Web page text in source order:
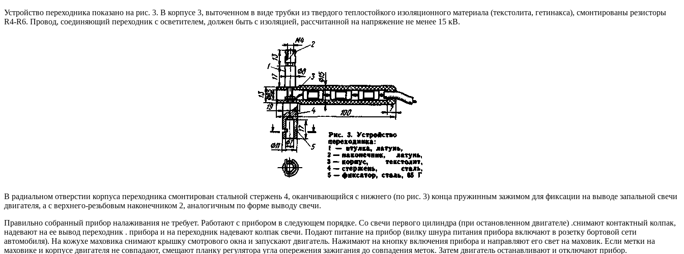
Устройство переходника показано на рис. 3. В корпусе 3, выточенном в виде трубки из твердого теплостойкого изоляционного материала (текстолита, гетинакса), смонтированы резисторы
R4-R6. Провод, соединяющий переходник с осветителем, должен быть с изоляцией, рассчитанной на напряжение не менее 15 кВ.
В радиальном отверстии корпуса переходника смонтирован стальной стержень 4, оканчивающийся с нижнего (по рис. 3) конца пружинным зажимом для фиксации на выводе запальной свечи
двигателя, а с верхнего-резьбовым наконечником 2, аналогичным по форме выводу свечи.
Правильно собранный прибор налаживания не требует. Работают с прибором в следующем порядке. Со свечи первого цилиндра (при остановленном двигателе) .снимают контактный колпак,
надевают на ее вывод переходник . прибора и на переходник надевают колпак свечи. Подают питание на прибор (вилку шнура питания прибора включают в розетку бортовой сети
автомобиля). На кожухе маховика снимают крышку смотрового окна и запускают двигатель. Нажимают на кнопку включения прибора и направляют его свет на маховик. Если метки на
маховике и корпусе двигателя не совпадают, смещают планку регулятора угла опережения зажигания до совпадения меток. Затем двигатель останавливают и отключают прибор.